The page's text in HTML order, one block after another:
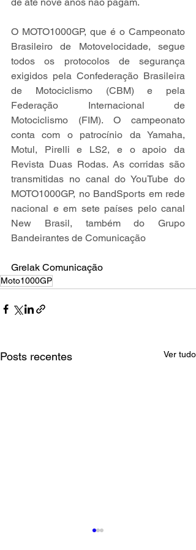
O MOTO1000GP, que é o Campeonato
Brasileiro de Motovelocidade, segue
todos os protocolos de segurança
exigidos pela Confederação Brasileira
de Motociclismo (CBM) e pela
Federação Internacional de
Motociclismo (FIM). O campeonato
conta com o patrocínio da Yamaha,
Motul, Pirelli e LS2, e o apoio da
Revista Duas Rodas. As corridas são
transmitidas no canal do YouTube do
MOTO1000GP, no BandSports em rede
nacional e em sete países pelo canal
New Brasil, também do Grupo
Bandeirantes de Comunicação
Grelak Comunicação
Moto1000GP
Posts recentes Ver tudo